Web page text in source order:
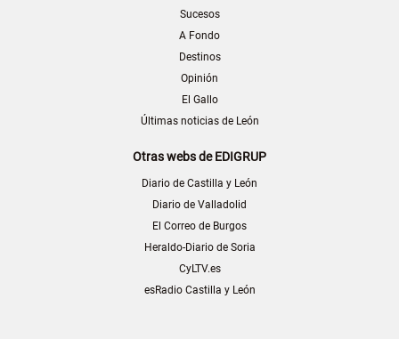
Sucesos
A Fondo
Destinos
Opinión
El Gallo
Últimas noticias de León
Otras webs de EDIGRUP
Diario de Castilla y León
Diario de Valladolid
El Correo de Burgos
Heraldo-Diario de Soria
CyLTV.es
esRadio Castilla y León